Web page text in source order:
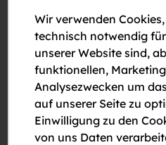
Telefonnummer *
Anmerkungen
Wir verwenden
technisch notwendig
unserer Website sind,
funktionellen,
Analysezwecken um
auf unserer Seite zu
Einwilligung zu den
von uns Daten